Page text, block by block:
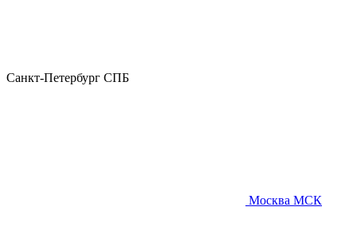
Санкт-Петербург СПБ
Москва МСК